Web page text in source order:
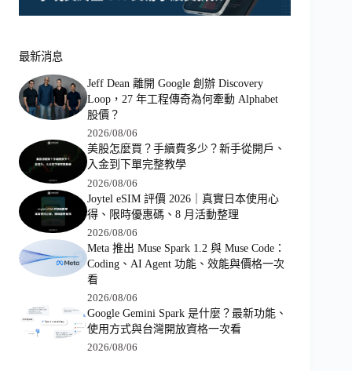
最新消息
Jeff Dean 離開 Google 創辦 Discovery
Loop，27 年工程傳奇為何牽動 Alphabet
股價？
2026/08/06
美股怎麼買？手續費多少？新手從開戶、
入金到下單完整教學
2026/08/06
Joytel eSIM 評價 2026｜真實日本使用心
得、限時優惠碼、8 月活動整理
2026/08/06
Meta 推出 Muse Spark 1.2 與 Muse Code：
Coding、AI Agent 功能、效能與價格一次
看
2026/08/06
Google Gemini Spark 是什麼？最新功能、
使用方式與台灣開放資格一次看
2026/08/06